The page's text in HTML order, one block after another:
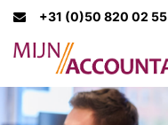
+31 (0)50 820 02 55